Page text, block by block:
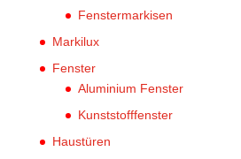
Fenstermarkisen
Markilux
Fenster
Aluminium Fenster
Kunststofffenster
Haustüren